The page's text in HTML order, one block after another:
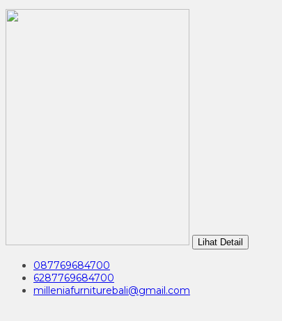
Lihat Detail
087769684700
6287769684700
milleniafurniturebali@gmail.com